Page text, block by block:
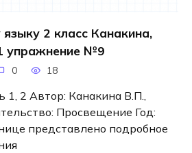
2 класс Канакина,
упражнение №9
0 18
1, 2 Автор: Канакина В.П.,
Просвещение Год:
представлено подробное